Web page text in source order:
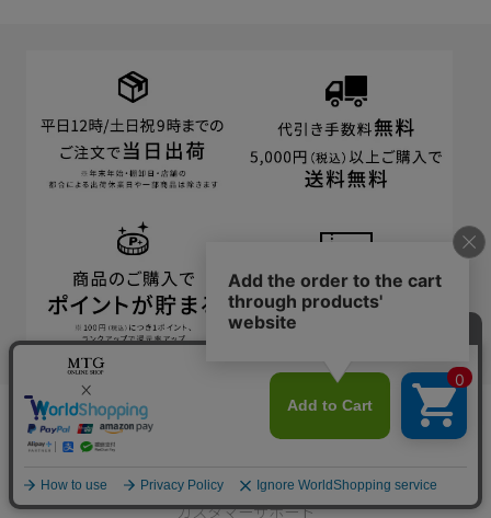
CUSTOMER
カスタマーサポート